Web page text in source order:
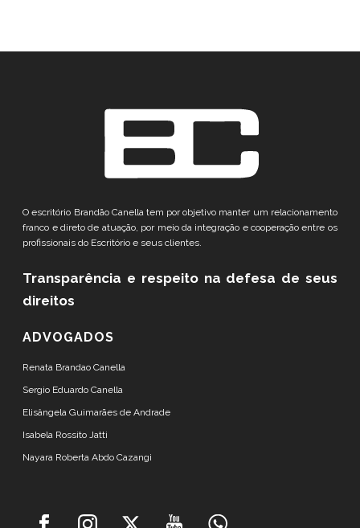
O escritório Brandão Canella tem por objetivo manter um relacionamento
franco e direto de atuação, por meio da integração e cooperação entre os
profissionais do Escritório e seus clientes.
Transparência e respeito na defesa de seus
direitos
ADVOGADOS
Renata Brandao Canella
Sergio Eduardo Canella
Elisângela Guimarães de Andrade
Isabela Rossito Jatti
Nayara Roberta Abdo Cazangi